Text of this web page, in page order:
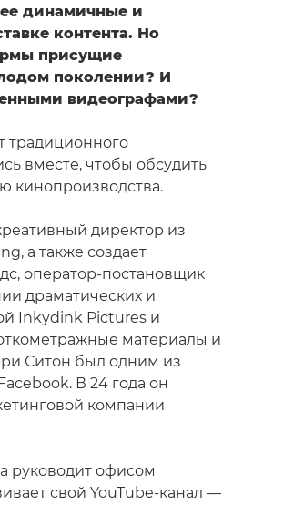
динамичные и
контента. Но
присущие
поколении? И
видеографами?
традиционного
вместе, чтобы обсудить
кинопроизводства.
директор из
а также создает
оператор-постановщик
драматических и
Inkydink Pictures и
материалы и
Ситон был одним из
В 24 года он
компании
руководит офисом
свой YouTube-канал —